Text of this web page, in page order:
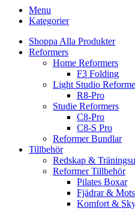
Menu
Kategorier
Shoppa Alla Produkter
Reformers
Home Reformers
F3 Folding
Light Studio
R8-Pro
Studie Reformers
C8-Pro
C8-S Pro
Reformer Bundlar
Tillbehör
Redskap &
Reformer Tillbehör
Pilates Boxar
Fjädrar &
Komfort &